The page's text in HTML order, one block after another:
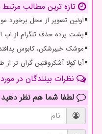
تازه ترین مطالب مرتبط
اولین تصویر از محل برخورد
پشت پرده حذف تلگرام از اپ
موشک خیبرشکن، کابوس
آیا کولا آشکروفتین گران تر از
نظرات بینندگان در
لطفا شما هم نظر دهید